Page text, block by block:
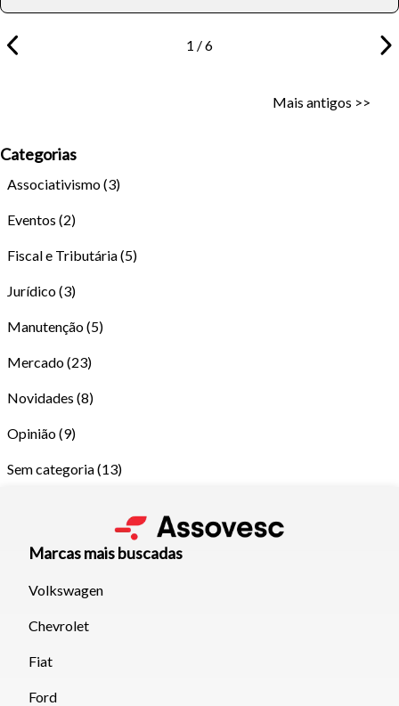
Tamanho do texto
Para aumentar ou diminuir a fonte em nosso site, utilize os
teclado.
1 / 6
Mais antigos >>
Categorias
Associativismo(3)
Eventos (2)
Fiscal e Tributária(5)
Jurídico(3)
Manutenção(5)
Mercado(23)
Novidades (8)
Opinião(9)
Sem categoria(13)
Marcas mais buscadas
Volkswagen
Chevrolet
Fiat
Ford